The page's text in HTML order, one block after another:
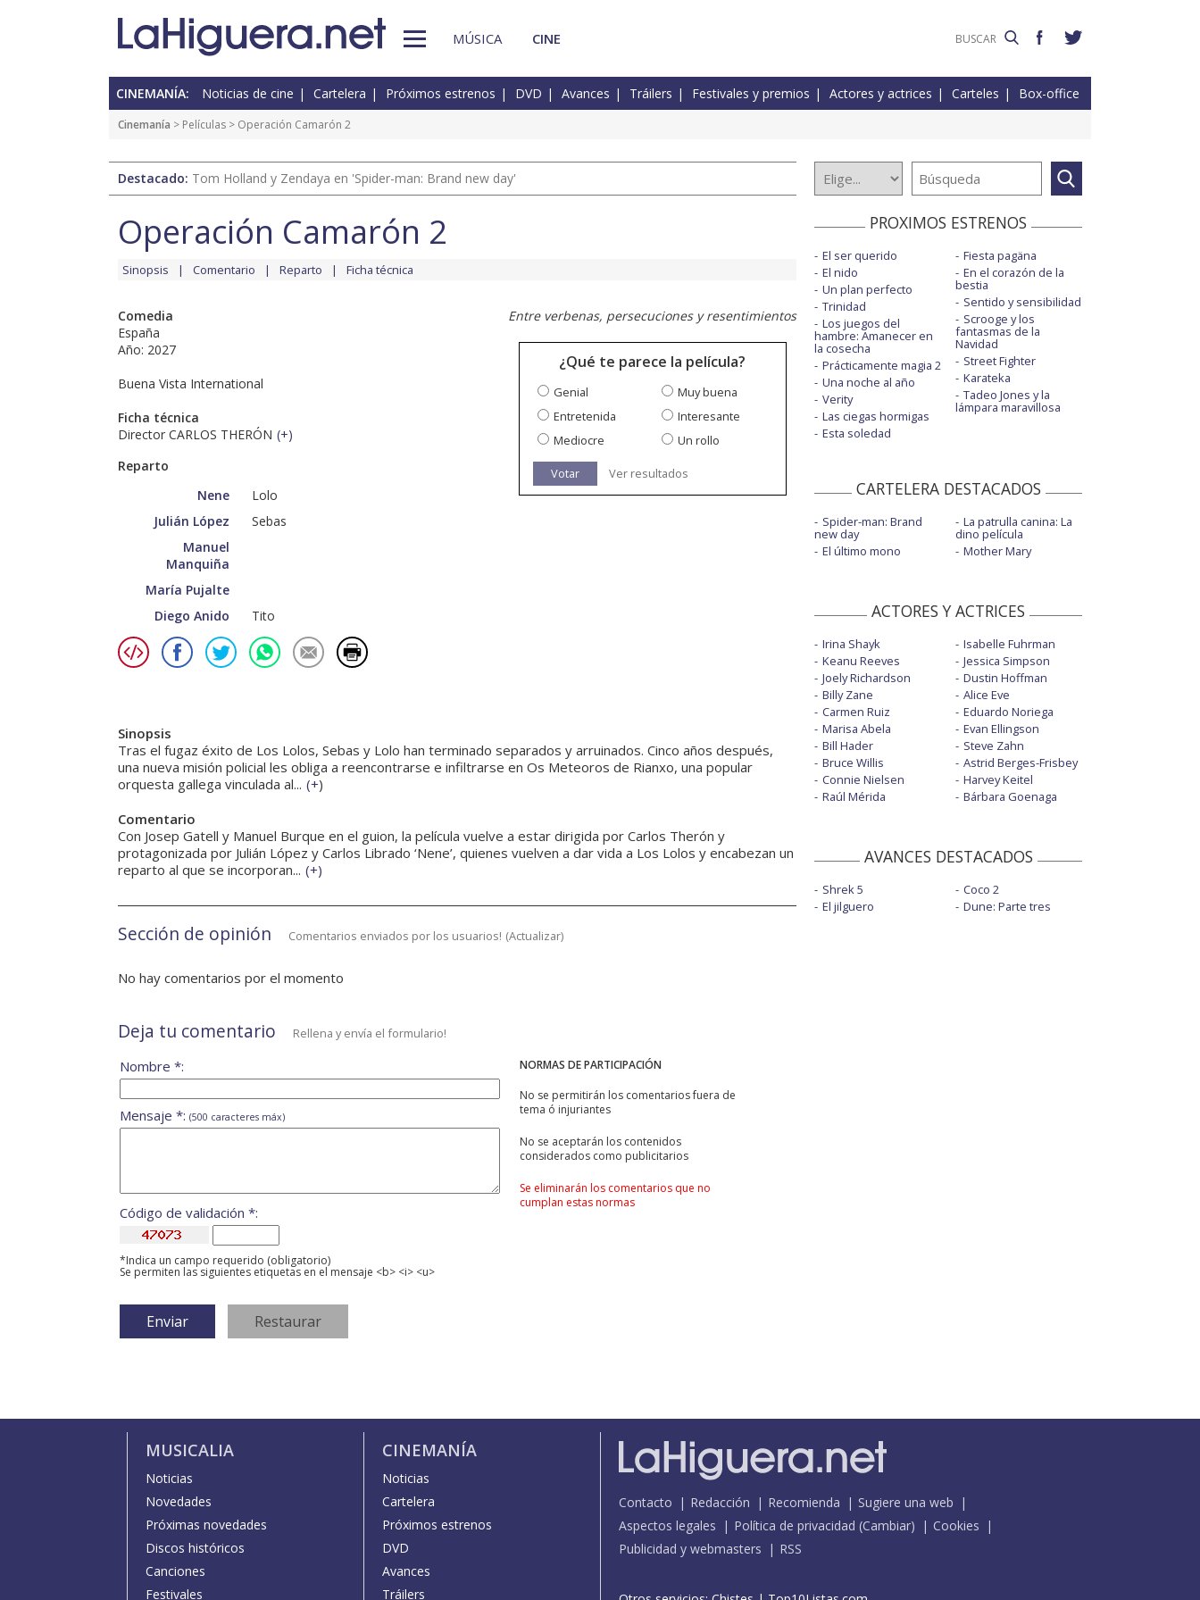
MÚSICA CINE
CINEMANÍA: Noticias de cine Cartelera Próximos estrenos DVD Avances Tráilers Festivales y premios Actores y actrices Carteles Box-office
Cinemanía > Películas > Operación Camarón 2
Destacado: Tom Holland y Zendaya en 'Spider-man: Brand new day'
Operación Camarón 2
Sinopsis Comentario Reparto Ficha técnica
Comedia
España
Año: 2027
Buena Vista International
Ficha técnica
Director CARLOS THERÓN (+)
Reparto
Nene
Lolo
Julián López
Sebas
Manuel
Manquiña
María Pujalte
Diego Anido
Tito
Entre verbenas, persecuciones y resentimientos
¿Qué te parece la película?
Genial
Muy buena
Entretenida
Interesante
Mediocre
Un rollo
Votar Ver resultados
Sinopsis
Tras el fugaz éxito de Los Lolos, Sebas y Lolo han terminado separados y arruinados. Cinco años después,
una nueva misión policial les obliga a reencontrarse e infiltrarse en Os Meteoros de Rianxo, una popular
orquesta gallega vinculada al... (+)
Comentario
Con Josep Gatell y Manuel Burque en el guion, la película vuelve a estar dirigida por Carlos Therón y
protagonizada por Julián López y Carlos Librado ‘Nene’, quienes vuelven a dar vida a Los Lolos y encabezan un
reparto al que se incorporan... (+)
Sección de opinión Comentarios enviados por los usuarios! (Actualizar)
No hay comentarios por el momento
Deja tu comentario Rellena y envía el formulario!
NORMAS DE PARTICIPACIÓN
No se permitirán los comentarios fuera de
tema ó injuriantes
No se aceptarán los contenidos
considerados como publicitarios
Se eliminarán los comentarios que no
cumplan estas normas
Nombre *:
Mensaje *: (500 caracteres máx)
Código de validación *:
*Indica un campo requerido (obligatorio)
Se permiten las siguientes etiquetas en el mensaje <b> <i> <u>
PROXIMOS ESTRENOS
El ser querido
El nido
Un plan perfecto
Trinidad
Los juegos del
hambre: Amanecer en
la cosecha
Prácticamente magia 2
Una noche al año
Verity
Las ciegas hormigas
Esta soledad
Fiesta pagäna
En el corazón de la
bestia
Sentido y sensibilidad
Scrooge y los
fantasmas de la
Navidad
Street Fighter
Karateka
Tadeo Jones y la
lámpara maravillosa
CARTELERA DESTACADOS
Spider-man: Brand
new day
El último mono
La patrulla canina: La
dino película
Mother Mary
ACTORES Y ACTRICES
Irina Shayk
Keanu Reeves
Joely Richardson
Billy Zane
Carmen Ruiz
Marisa Abela
Bill Hader
Bruce Willis
Connie Nielsen
Raúl Mérida
Isabelle Fuhrman
Jessica Simpson
Dustin Hoffman
Alice Eve
Eduardo Noriega
Evan Ellingson
Steve Zahn
Astrid Berges-Frisbey
Harvey Keitel
Bárbara Goenaga
AVANCES DESTACADOS
Shrek 5
El jilguero
Coco 2
Dune: Parte tres
MUSICALIA
Noticias
Novedades
Próximas novedades
Discos históricos
Canciones
Festivales
CINEMANÍA
Noticias
Cartelera
Próximos estrenos
DVD
Avances
Tráilers
Contacto Redacción Recomienda
Sugiere una web
Aspectos legales
Política de privacidad (Cambiar)
Cookies
Publicidad y webmasters
RSS